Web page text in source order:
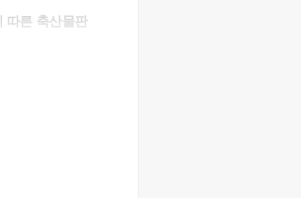
따른 축산물판
청의 경제진흥과 도
신고를 하여야 합
사용, 개인일 경우